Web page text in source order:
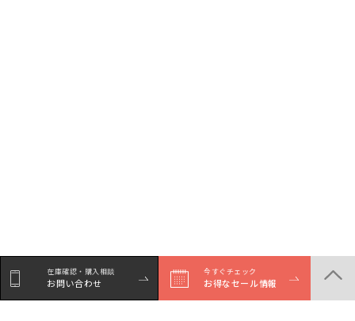
在庫確認・購入相談
お問い合わせ
今すぐチェック
お得なセール情報